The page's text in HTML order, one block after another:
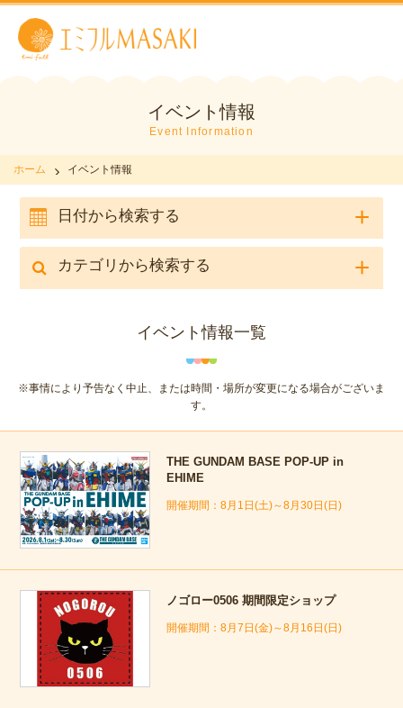
イベント情報
Event Information
ホーム イベント情報
日付から検索する
カテゴリから検索する
イベント情報一覧
※事情により予告なく中止、または時間・場所が変更になる場合がございま
す。
THE GUNDAM BASE POP-UP in
EHIME
8月1日(土)～8月30日(日)
ノゴロー0506 期間限定ショップ
8月7日(金)～8月16日(日)